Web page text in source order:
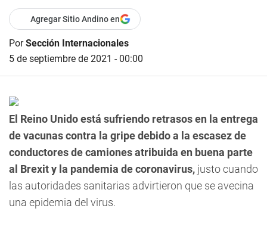
Agregar Sitio Andino en
PorSección Internacionales
5 de septiembre de 2021 - 00:00
El Reino Unido está sufriendo retrasos en la entrega
de vacunas contra la gripe debido a la escasez de
conductores de camiones atribuida en buena parte
al Brexit y la pandemia de coronavirus, justo cuando
las autoridades sanitarias advirtieron que se avecina
una epidemia del virus.